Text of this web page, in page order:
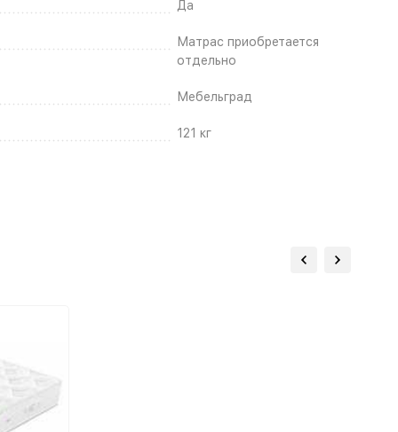
Да
Матрас приобретается
отдельно
Мебельград
121 кг